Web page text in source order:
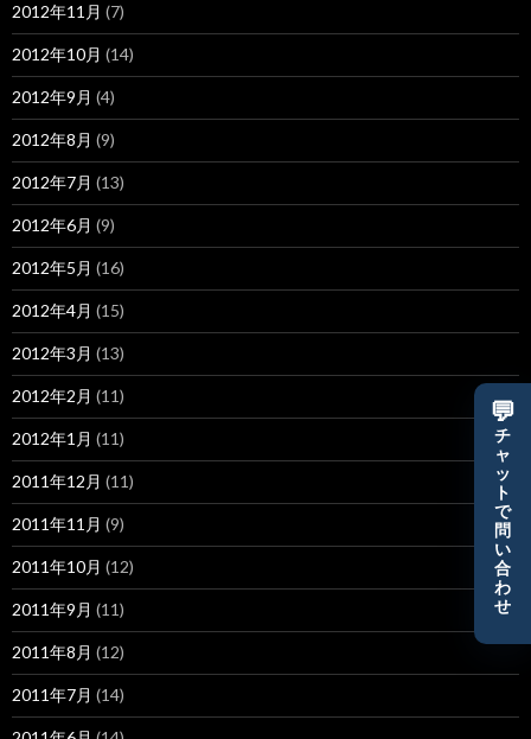
2012年11月 (7)
2012年10月 (14)
2012年9月 (4)
2012年8月 (9)
2012年7月 (13)
2012年6月 (9)
2012年5月 (16)
2012年4月 (15)
2012年3月 (13)
2012年2月 (11)
2012年1月 (11)
2011年12月 (11)
2011年11月 (9)
2011年10月 (12)
2011年9月 (11)
2011年8月 (12)
2011年7月 (14)
💬
チ
ャ
ッ
ト
で
問
い
合
わ
せ